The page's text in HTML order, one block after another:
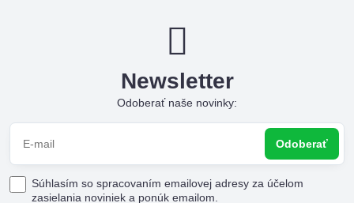
Newsletter
Odoberať naše novinky:
Odoberať
Súhlasím so spracovaním emailovej adresy za účelom
zasielania noviniek a ponúk emailom.